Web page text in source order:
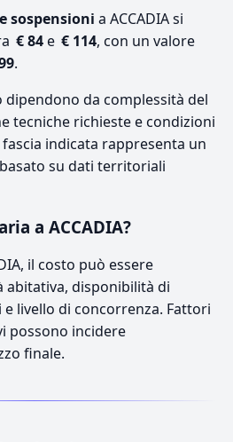
sospensioni a ACCADIA si
€ 84e € 114, con un valore
.
dipendono da complessità del
tecniche richieste e condizioni
indicata rappresenta un
su dati territoriali
a ACCADIA?
il costo può essere
abitativa, disponibilità di
livello di concorrenza. Fattori
possono incidere
finale.